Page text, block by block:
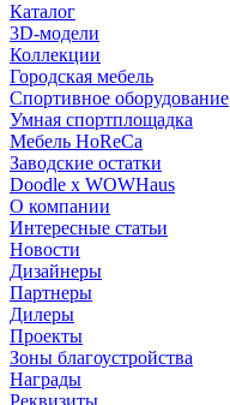
Каталог
3D-модели
Коллекции
Городская мебель
Спортивное оборудование
Умная спортплощадка
Мебель HoReCa
Заводские остатки
Doodle x WOWHaus
О компании
Интересные статьи
Новости
Дизайнеры
Партнеры
Дилеры
Проекты
Зоны благоустройства
Награды